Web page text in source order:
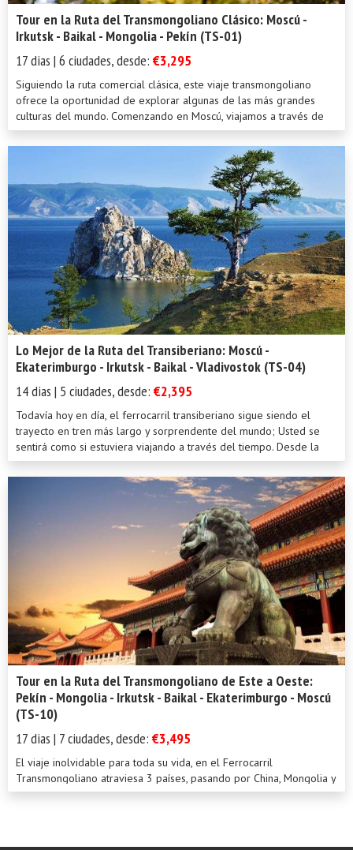
Tour en la Ruta del Transmongoliano Clásico: Moscú -
Irkutsk - Baikal - Mongolia - Pekín (TS-01)
17 dias | 6 ciudades, desde:€3,295
Siguiendo la ruta comercial clásica, este viaje transmongoliano
ofrece la oportunidad de explorar algunas de las más grandes
culturas del mundo. Comenzando en Moscú, viajamos a través de
Siberia a Irkutsk, cruzando Mongolia antes de llegar a la capital
china.
Lo Mejor de la Ruta del Transiberiano: Moscú -
Ekaterimburgo - Irkutsk - Baikal - Vladivostok (TS-04)
14 dias | 5 ciudades, desde:€2,395
Todavía hoy en día, el ferrocarril transiberiano sigue siendo el
trayecto en tren más largo y sorprendente del mundo; Usted se
sentirá como si estuviera viajando a través del tiempo. Desde la
grandiosa y cosmopolita Moscú, nos dirigimos a la ciudad de
Ekaterimburgo, lugar de asesinato del último Emperador Nikolay II
y su familia por los bolcheviques. Luego entraremos en el corazón
de la vasta y misteriosa tierra de Siberia, donde se encuentra el
Baikal, el lago de agua dulce más profundo de la Tierra. Usted
podrá ver cuán enorme es Rusia, los diferentes pueblos que viven
allí, como su variada naturaleza, vida silvestre y clima pueden
converger dentro de un solo país.
Tour en la Ruta del Transmongoliano de Este a Oeste:
Pekín - Mongolia - Irkutsk - Baikal - Ekaterimburgo - Moscú
(TS-10)
17 dias | 7 ciudades, desde:€3,495
El viaje inolvidable para toda su vida, en el Ferrocarril
Transmongoliano atraviesa 3 países, pasando por China, Mongolia y
así como también Rusia. Este tour es considerado como una de las